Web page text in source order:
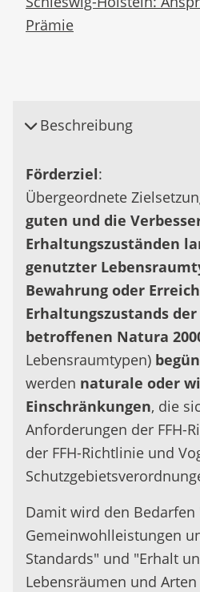
Prämie
Beschreibung
Förderziel:
Übergeordnete
guten und die
Erhaltungszuständen
genutzter
Bewahrung oder
Erhaltungszustands
betroffenen Natura
Lebensraumtypen)
werden naturale oder
Einschränkungen, die
Anforderungen der FFH-
der FFH-Richtlinie und
Damit wird den
Gemeinwohlleistungen
Standards" und "Erhalt
Lebensräumen und